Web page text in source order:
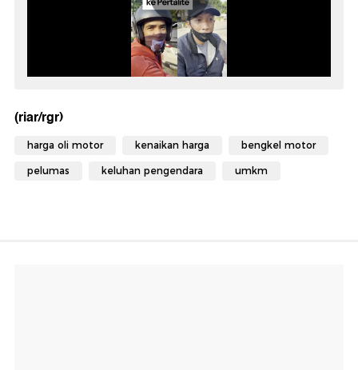
(riar/rgr)
harga oli motor kenaikan harga bengkel motor
pelumas keluhan pengendara umkm